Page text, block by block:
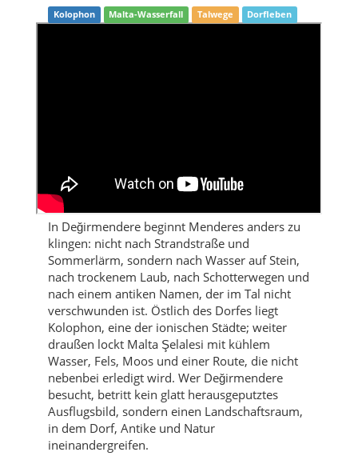
Kolophon Malta-Wasserfall Talwege Dorfleben
In Değirmendere beginnt Menderes anders zu
klingen: nicht nach Strandstraße und
Sommerlärm, sondern nach Wasser auf Stein,
nach trockenem Laub, nach Schotterwegen und
nach einem antiken Namen, der im Tal nicht
verschwunden ist. Östlich des Dorfes liegt
Kolophon, eine der ionischen Städte; weiter
draußen lockt Malta Şelalesi mit kühlem
Wasser, Fels, Moos und einer Route, die nicht
nebenbei erledigt wird. Wer Değirmendere
besucht, betritt kein glatt herausgeputztes
Ausflugsbild, sondern einen Landschaftsraum,
in dem Dorf, Antike und Natur
ineinandergreifen.